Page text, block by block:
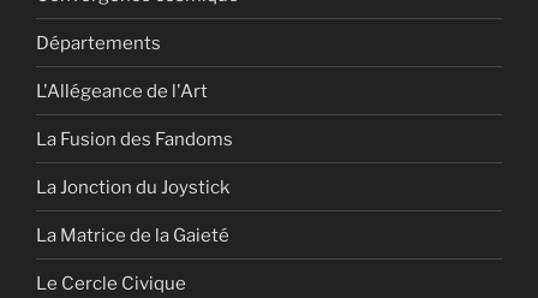
Départements
L'Allégeance de l'Art
La Fusion des Fandoms
La Jonction du Joystick
La Matrice de la Gaieté
Le Cercle Civique